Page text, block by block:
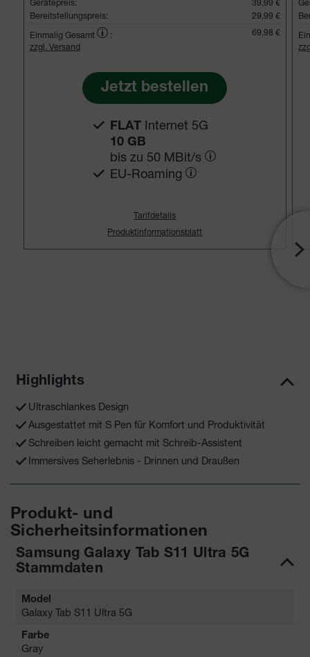
Gerätepreis:
39,99 €
Bereitstellungspreis:
29,99 €
Einmalig Gesamt
:
69,98 €
zzgl. Versand
Jetzt bestellen
FLAT Internet 5G
10 GB
bis zu 50 MBit/s
EU-Roaming
Tarifdetails
Produktinformationsblatt
Highlights
Ultraschlankes Design
Ausgestattet mit S Pen für Komfort und Produktivität
Schreiben leicht gemacht mit Schreib-Assistent
Immersives Seherlebnis - Drinnen und Draußen
Produkt- und
Sicherheitsinformationen
Samsung Galaxy Tab S11 Ultra 5G
Stammdaten
Model
Galaxy Tab S11 Ultra 5G
Farbe
Gray